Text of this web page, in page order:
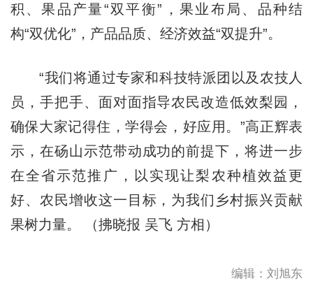
积、果品产量“双平衡”，果业布局、品种结
构“双优化”，产品品质、经济效益“双提升”。
“我们将通过专家和科技特派团以及农技人
员，手把手、面对面指导农民改造低效梨园，
确保大家记得住，学得会，好应用。”高正辉表
示，在砀山示范带动成功的前提下，将进一步
在全省示范推广，以实现让梨农种植效益更
好、农民增收这一目标，为我们乡村振兴贡献
果树力量。 （拂晓报 吴飞 方相）
编辑：刘旭东